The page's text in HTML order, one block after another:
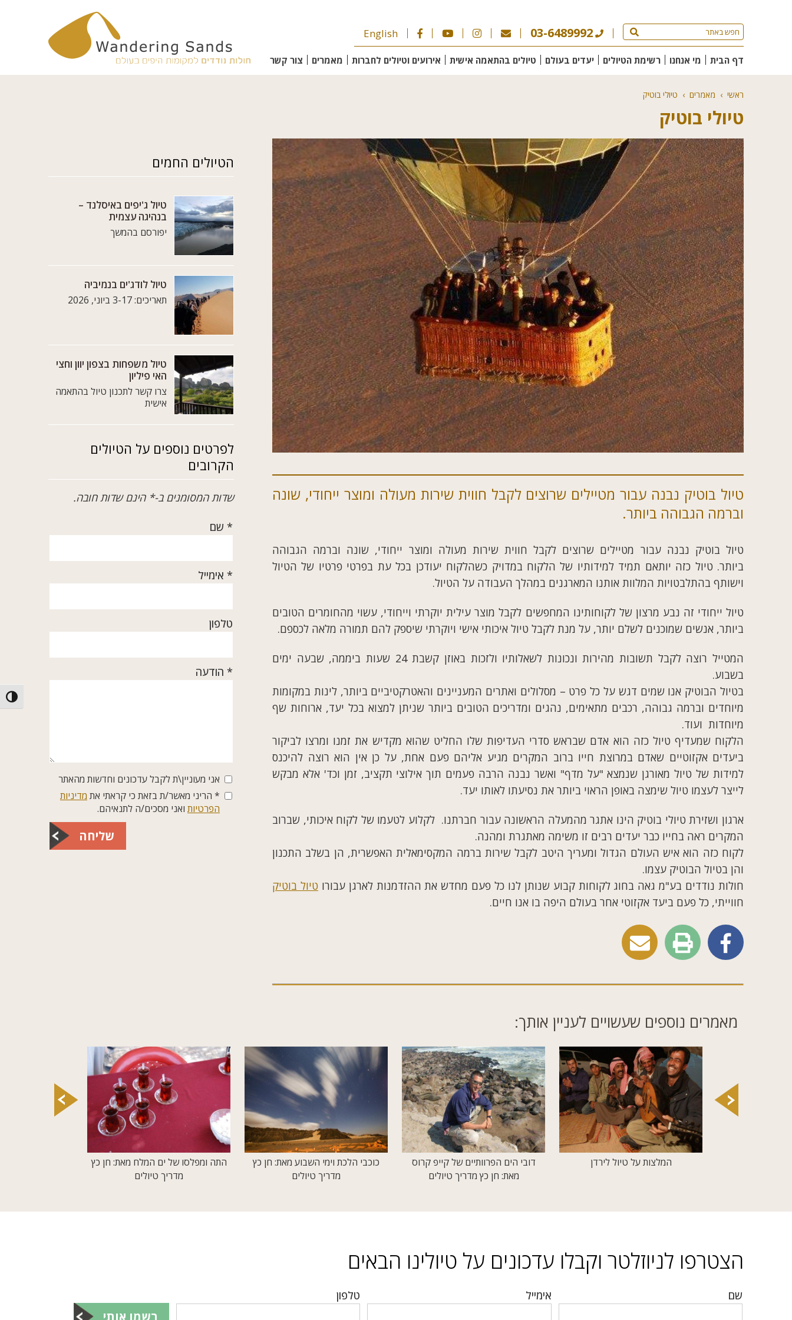
03-6489992
English
דף הבית מי אנחנו רשימת הטיולים יעדים בעולם טיולים בהתאמה אישית אירועים וטיולים לחברות מאמרים צור קשר
ראשי › מאמרים › טיולי בוטיק
טיולי בוטיק
טיול בוטיק נבנה עבור מטיילים שרוצים לקבל חווית שירות מעולה ומוצר ייחודי, שונה
וברמה הגבוהה ביותר.
טיול בוטיק נבנה עבור מטיילים שרוצים לקבל חווית שירות מעולה ומוצר ייחודי, שונה וברמה הגבוהה
ביותר. טיול כזה יותאם תמיד למידותיו של הלקוח במדויק כשהלקוח יעודכן בכל עת בפרטי פרטיו של הטיול
וישותף בהתלבטויות המלוות אותנו המארגנים במהלך העבודה על הטיול.
טיול ייחודי זה נבע מרצון של לקוחותינו המחפשים לקבל מוצר עילית יוקרתי וייחודי, עשוי מהחומרים הטובים
ביותר, אנשים שמוכנים לשלם יותר, על מנת לקבל טיול איכותי אישי ויוקרתי שיספק להם תמורה מלאה לכספם.
המטייל רוצה לקבל תשובות מהירות ונכונות לשאלותיו ולזכות באוזן קשבת 24 שעות ביממה, שבעה ימים
בשבוע.
בטיול הבוטיק אנו שמים דגש על כל פרט – מסלולים ואתרים המעניינים והאטרקטיביים ביותר, לינות במקומות
מיוחדים וברמה גבוהה, רכבים מתאימים, נהגים ומדריכים הטובים ביותר שניתן למצוא בכל יעד, ארוחות שף
מיוחדות ועוד.
הלקוח שמעדיף טיול כזה הוא אדם שבראש סדרי העדיפות שלו החליט שהוא מקדיש את זמנו ומרצו לביקור
ביעדים אקזוטיים שאדם במרוצת חייו ברוב המקרים מגיע אליהם פעם אחת, על כן אין הוא רוצה להיכנס
למידות של טיול מאורגן שנמצא "על מדף" ואשר נבנה הרבה פעמים תוך אילוצי תקציב, זמן וכד' אלא מבקש
לייצר לעצמו טיול שימצה באופן הראוי ביותר את נסיעתו לאותו יעד.
ארגון ושזירת טיולי בוטיק הינו אתגר מהמעלה הראשונה עבור חברתנו. לקלוע לטעמו של לקוח איכותי, שברוב
המקרים ראה בחייו כבר יעדים רבים זו משימה מאתגרת ומהנה.
לקוח כזה הוא איש העולם הגדול ומעריך היטב לקבל שירות ברמה המקסימאלית האפשרית, הן בשלב התכנון
והן בטיול הבוטיק עצמו.
חולות נודדים בע"מ גאה בחוג לקוחות קבוע שנותן לנו כל פעם מחדש את ההזדמנות לארגן עבורוטיול בוטיק
חווייתי, כל פעם ביעד אקזוטי אחר בעולם היפה בו אנו חיים.
הטיולים החמים
טיול ג'יפים באיסלנד –
בנהיגה עצמית
יפורסם בהמשך
טיול לודג'ים בנמיביה
תאריכים: 3-17 ביוני, 2026
טיול משפחות בצפון יוון וחצי
האי פיליון
צרו קשר לתכנון טיול בהתאמה
אישית
לפרטים נוספים על הטיולים
הקרובים
שדות המסומנים ב-* הינם שדות חובה.
* שם
* אימייל
טלפון
* הודעה
אני מעוניין\ת לקבל עדכונים וחדשות מהאתר
* הריני מאשר/ת בזאת כי קראתי את מדיניות
הפרטיות ואני מסכים/ה לתנאיהם.
שליחה
מאמרים נוספים שעשויים לעניין אותך:
המלצות על טיול לירדן
דובי הים הפרוותיים של קייפ קרוס
מאת: חן כץ מדריך טיולים
כוכבי הלכת וימי השבוע מאת: חן כץ
מדריך טיולים
התה ומפלסו של ים המלח מאת: חן כץ
מדריך טיולים
הצטרפו לניוזלטר וקבלו עדכונים על טיולינו הבאים
שם אימייל טלפון